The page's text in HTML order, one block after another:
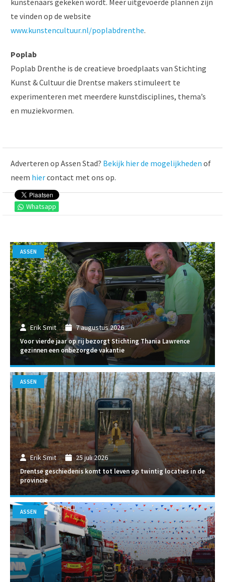
te vinden op de website
www.kunstencultuur.nl/poplabdrenthe.
Poplab
Poplab Drenthe is de creatieve broedplaats van Stichting
Kunst & Cultuur die Drentse makers stimuleert te
experimenteren met meerdere kunstdisciplines, thema’s
en muziekvormen.
Whatsapp
Adverteren op Assen Stad? Bekijk hier de mogelijkheden of
neem hiercontact met ons op.
Erik Smit 7 augustus 2026
Voor vierde jaar op rij bezorgt Stichting Thania Lawrence
gezinnen een onbezorgde vakantie
ASSEN
Erik Smit 25 juli 2026
Drentse geschiedenis komt tot leven op twintig locaties in de
provincie
ASSEN
ASSEN